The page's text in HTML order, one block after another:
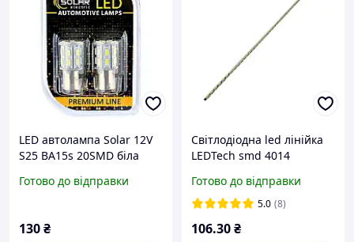
LED автолампа Solar 12V
S25 BA15s 20SMD біла
освітлення фари
Готово до відправки
130₴
Світлодіодна led лінійка
LEDTech smd 4014
ремонту тонких панелей
600*600мм 36-48вт 5000К
Готово до відправки
5.0 (8)
106.30₴